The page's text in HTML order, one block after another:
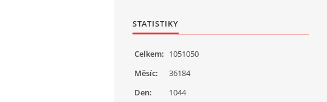
STATISTIKY
Celkem: 1051050
Měsíc:
36184
Den:
1044